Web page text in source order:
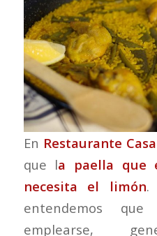
En Restaurante
que la paella que
necesita el limón.
entendemos
emplearse,